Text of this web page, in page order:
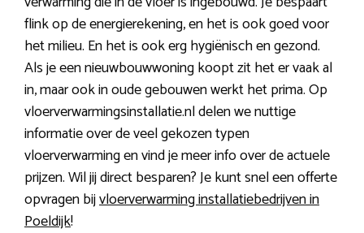
flink op de energierekening, en het is ook goed voor
het milieu. En het is ook erg hygiënisch en gezond.
Als je een nieuwbouwwoning koopt zit het er vaak al
in, maar ook in oude gebouwen werkt het prima. Op
vloerverwarmingsinstallatie.nl delen we nuttige
informatie over de veel gekozen typen
vloerverwarming en vind je meer info over de actuele
prijzen. Wil jij direct besparen? Je kunt snel een offerte
opvragen bijvloerverwarming installatiebedrijven in
Poeldijk!